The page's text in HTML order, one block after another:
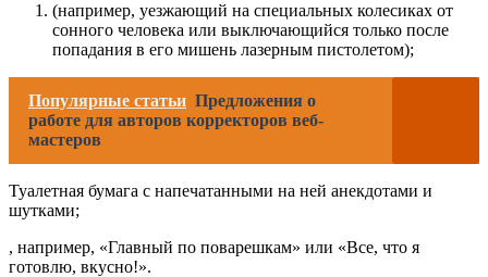
(например, уезжающий на специальных колесиках от
сонного человека или выключающийся только после
попадания в его мишень лазерным пистолетом);
Популярные статьи Предложения о
работе для авторов корректоров веб-
мастеров
Туалетная бумага с напечатанными на ней анекдотами и
шутками;
, например, «Главный по поварешкам» или «Все, что я
готовлю, вкусно!».